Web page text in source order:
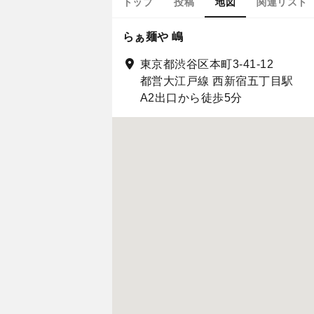
らぁ麺や 嶋
東京都渋谷区本町3-41-12
都営大江戸線 西新宿五丁目駅
A2出口から徒歩5分